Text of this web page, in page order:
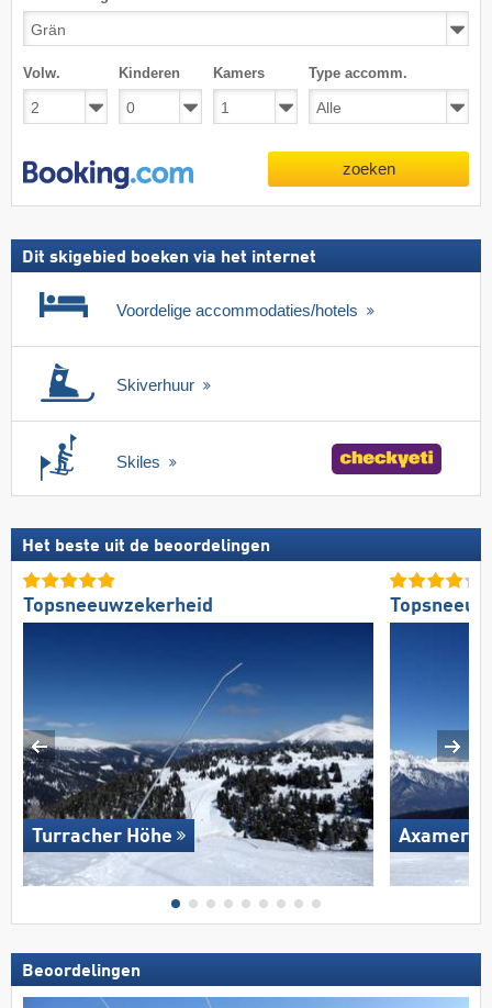
Volw. Kinderen Kamers Type accomm.
zoeken
Dit skigebied boeken via het internet
Voordelige accommodaties/hotels
Skiverhuur
Skiles
Het beste uit de beoordelingen
Topsneeuwzekerheid
Turracher Höhe Axamer
Beoordelingen